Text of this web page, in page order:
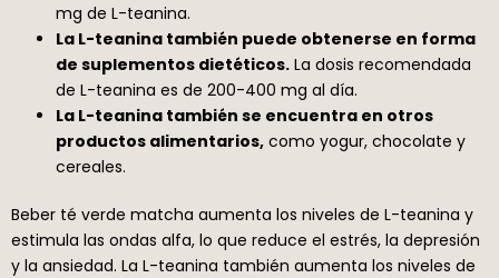
mg de L-teanina.
La L-teanina también puede obtenerse en forma
de suplementos dietéticos. La dosis recomendada
de L-teanina es de 200-400 mg al día.
La L-teanina también se encuentra en otros
productos alimentarios, como yogur, chocolate y
cereales.
Beber té verde matcha aumenta los niveles de L-teanina y
estimula las ondas alfa, lo que reduce el estrés, la depresión
y la ansiedad. La L-teanina también aumenta los niveles de